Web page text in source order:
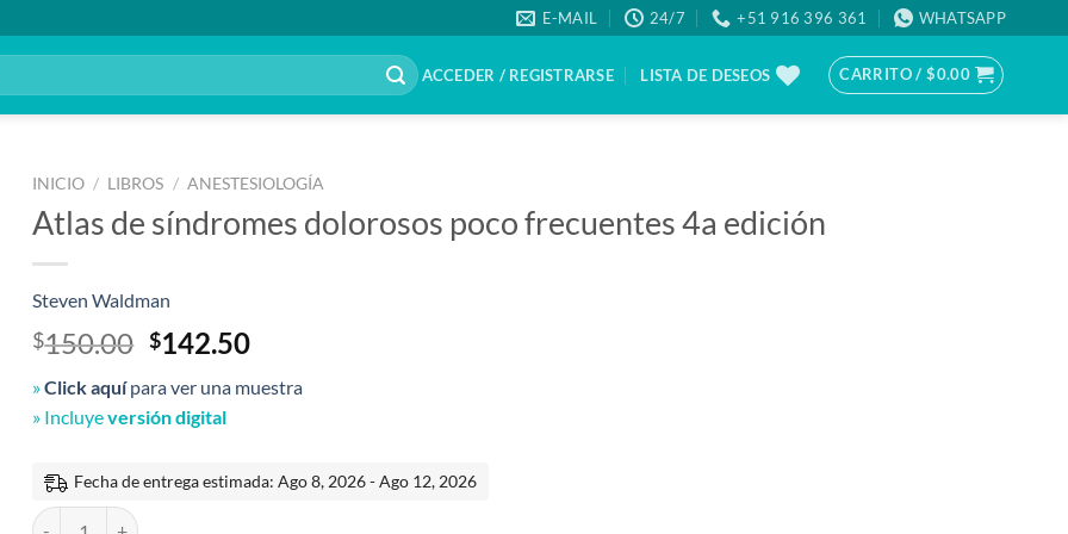
E-MAIL 24/7 +51 916 396 361 WHATSAPP
ACCEDER / REGISTRARSE LISTA DE DESEOS CARRITO /$0.00
INICIO / LIBROS / ANESTESIOLOGÍA
Atlas de síndromes dolorosos poco frecuentes 4a edición
Steven Waldman
$150.00 El
original
era:
$142.50El
actual
»Click aquípara ver una muestra
» Incluyeversión digital
Fecha de entrega estimada: Ago 8, 2026 - Ago 12, 2026
Atlas de síndromes dolorosos poco frecuentes 4a edición cantidad